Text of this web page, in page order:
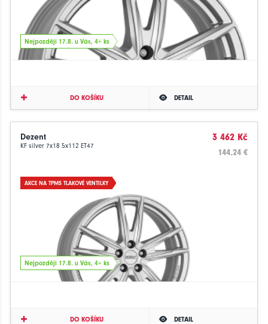
Nejpozději 17.8. u Vás, 4+ ks
DO KOŠÍKU DETAIL
Dezent
KF silver 7x18 5x112 ET47
3 462 Kč
144.24 €
AKCE NA TPMS TLAKOVÉ VENTILKY
Nejpozději 17.8. u Vás, 4+ ks
DO KOŠÍKU DETAIL